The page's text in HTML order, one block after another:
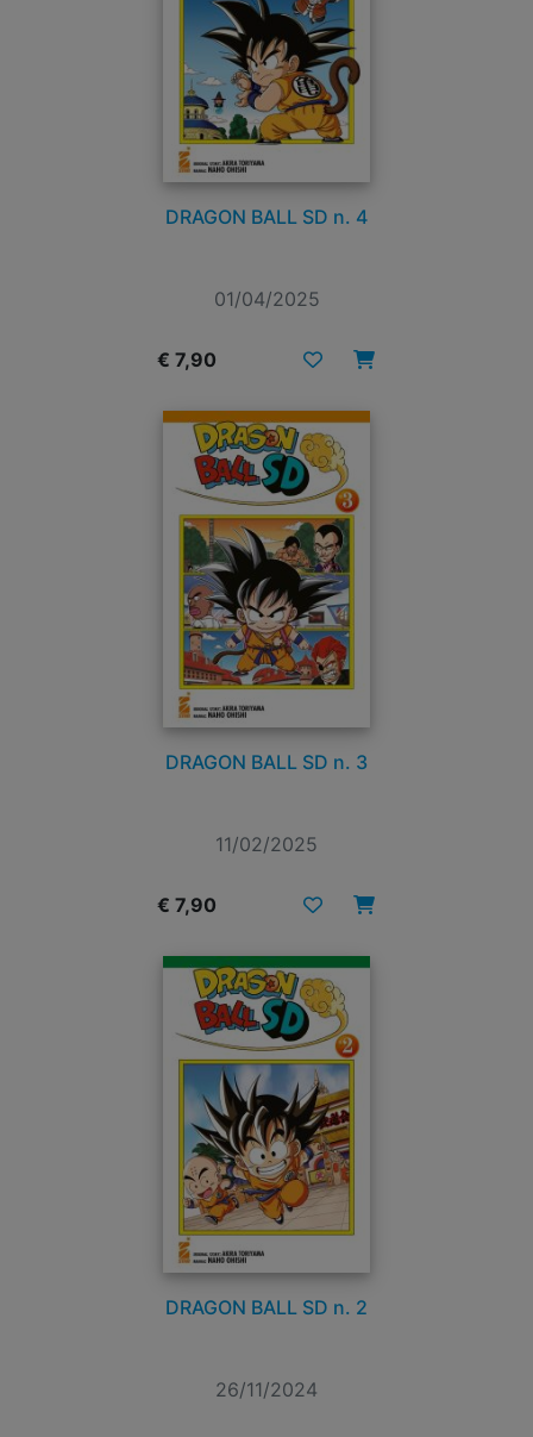
DRAGON BALL SD n. 4
01/04/2025
€ 7,90
DRAGON BALL SD n. 3
11/02/2025
€ 7,90
DRAGON BALL SD n. 2
26/11/2024